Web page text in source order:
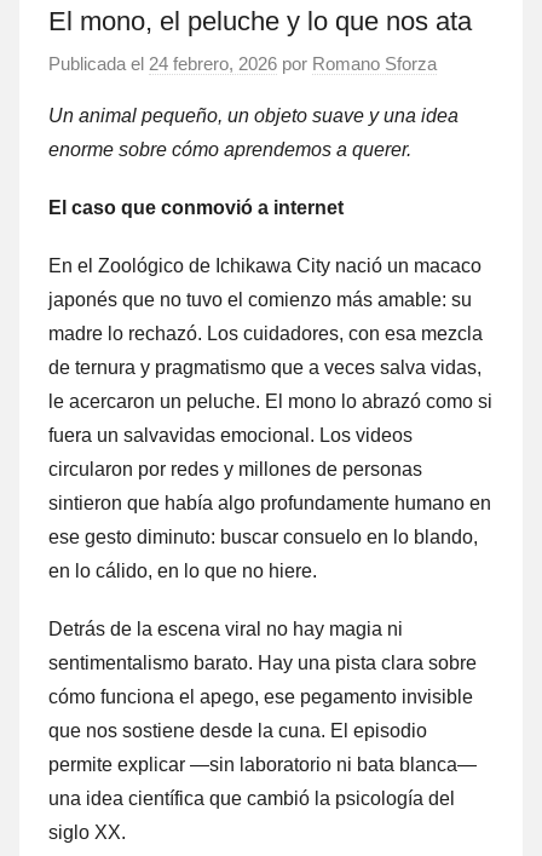
El mono, el peluche y lo que nos ata
Publicada el 24 febrero, 2026 por Romano Sforza
Un animal pequeño, un objeto suave y una idea
enorme sobre cómo aprendemos a querer.
El caso que conmovió a internet
En el Zoológico de Ichikawa City nació un macaco
japonés que no tuvo el comienzo más amable: su
madre lo rechazó. Los cuidadores, con esa mezcla
de ternura y pragmatismo que a veces salva vidas,
le acercaron un peluche. El mono lo abrazó como si
fuera un salvavidas emocional. Los videos
circularon por redes y millones de personas
sintieron que había algo profundamente humano en
ese gesto diminuto: buscar consuelo en lo blando,
en lo cálido, en lo que no hiere.
Detrás de la escena viral no hay magia ni
sentimentalismo barato. Hay una pista clara sobre
cómo funciona el apego, ese pegamento invisible
que nos sostiene desde la cuna. El episodio
permite explicar —sin laboratorio ni bata blanca—
una idea científica que cambió la psicología del
siglo XX.